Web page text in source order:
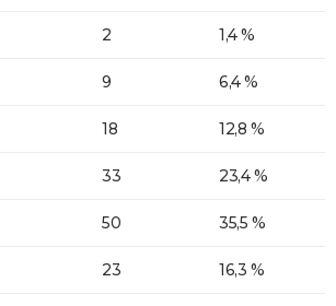
2 1,4 %
9 6,4 %
18 12,8 %
33 23,4 %
50 35,5 %
23 16,3 %